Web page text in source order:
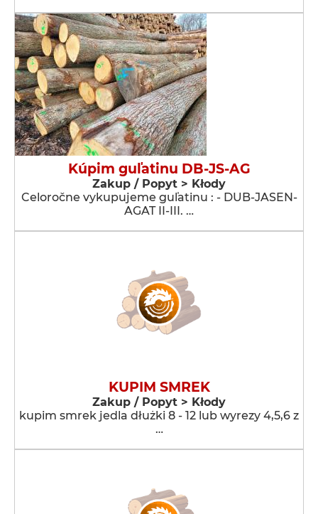
Kúpim guľatinu DB-JS-AG
Zakup / Popyt > Kłody
Celoročne vykupujeme guľatinu : - DUB-JASEN-
AGAT II-III. …
KUPIM SMREK
Zakup / Popyt > Kłody
kupim smrek jedla dłużki 8 - 12 lub wyrezy 4,5,6 z
…